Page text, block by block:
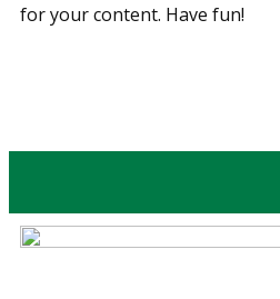
for your content. Have fun!